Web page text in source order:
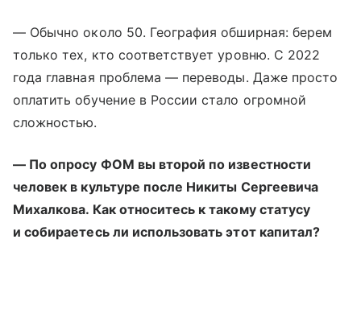
— Обычно около 50. География обширная: берем
только тех, кто соответствует уровню. С 2022
года главная проблема — переводы. Даже просто
оплатить обучение в России стало огромной
сложностью.
— По опросу ФОМ вы второй по известности
человек в культуре после Никиты Сергеевича
Михалкова. Как относитесь к такому статусу
и собираетесь ли использовать этот капитал?